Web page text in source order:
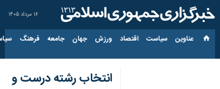
۱۶ مرداد ۱۴۰۵
عناوین‌ سیاست اقتصاد ورزش جهان جامعه فرهنگ
انتخاب رشته درست و